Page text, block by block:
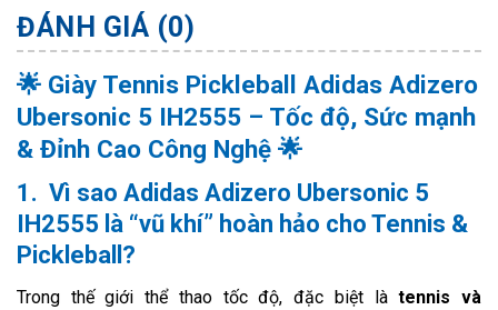
ĐÁNH GIÁ (0)
🌟 Giày Tennis Pickleball Adidas Adizero
Ubersonic 5 IH2555 – Tốc độ, Sức mạnh
& Đỉnh Cao Công Nghệ 🌟
1. Vì sao Adidas Adizero Ubersonic 5
IH2555 là “vũ khí” hoàn hảo cho Tennis &
Pickleball?
Trong thế giới thể thao tốc độ, đặc biệt làtennis và